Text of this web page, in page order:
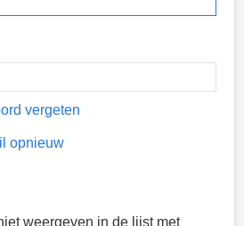
vergeten
opnieuw
weergeven in de lijst met